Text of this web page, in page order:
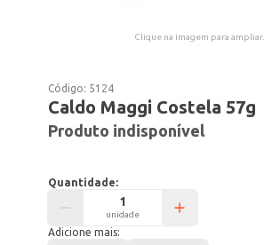
Clique na imagem para ampliar.
Código: 5124
Caldo Maggi Costela 57g
Produto indisponível
Quantidade:
unidade
Adicione mais: